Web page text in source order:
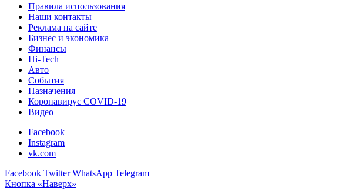
Правила использования
Наши контакты
Реклама на сайте
Бизнес и экономика
Финансы
Hi-Tech
Авто
События
Назначения
Коронавирус COVID-19
Видео
Facebook
Instagram
vk.com
Facebook Twitter WhatsApp Telegram
Кнопка «Наверх»